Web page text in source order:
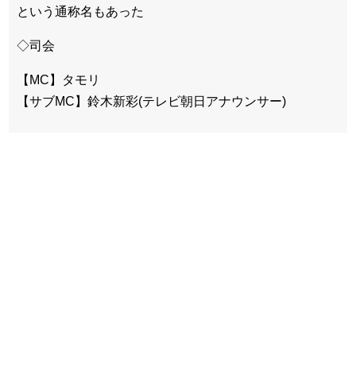
という通称名もあった
◇司会
【MC】タモリ
【サブMC】鈴木新彩(テレビ朝日アナウンサー)